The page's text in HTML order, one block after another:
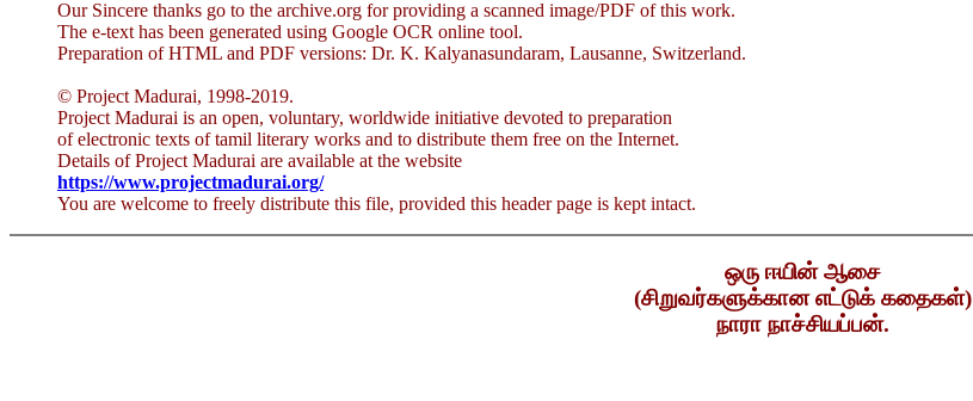
Our Sincere thanks go to the archive.org for providing a scanned image/PDF of this work.
The e-text has been generated using Google OCR online tool.
Preparation of HTML and PDF versions: Dr. K. Kalyanasundaram, Lausanne, Switzerland.
© Project Madurai, 1998-2019.
Project Madurai is an open, voluntary, worldwide initiative devoted to preparation
of electronic texts of tamil literary works and to distribute them free on the Internet.
Details of Project Madurai are available at the website
https://www.projectmadurai.org/
You are welcome to freely distribute this file, provided this header page is kept intact.
ஒரு ஈயின் ஆசை
(சிறுவர்களுக்கான எட்டுக் கதைகள்)
நாரா நாச்சியப்பன்.